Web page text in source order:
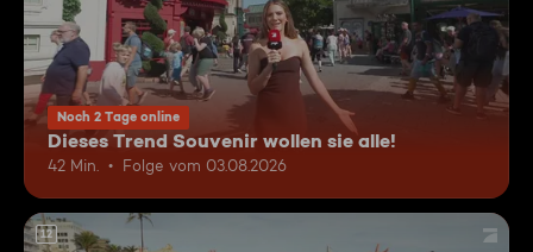
Noch 2 Tage online
Dieses Trend Souvenir wollen sie alle!
42 Min. Folge vom 03.08.2026
12